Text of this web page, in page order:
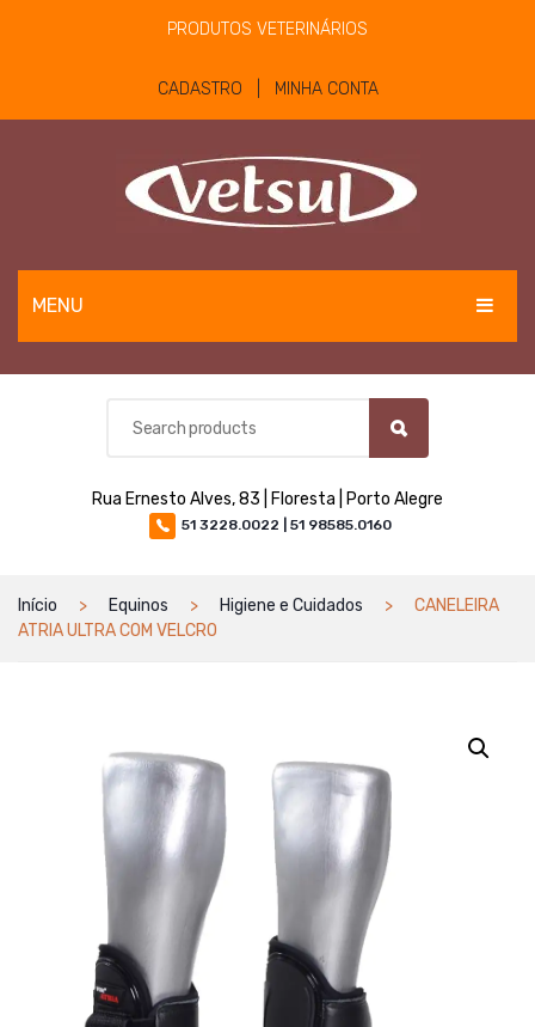
PRODUTOS VETERINÁRIOS
CADASTRO | MINHA CONTA
MENU
EQUINOS
BOVINOS E OVINOS
MATERIAIS E EQUIPAMENTOS
Rua Ernesto Alves, 83 | Floresta | Porto Alegre
51 3228.0022 | 51 98585.0160
Início Equinos Higiene e Cuidados
CANELEIRA
ATRIA ULTRA COM VELCRO